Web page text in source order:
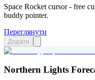
Space Rocket cursor - free
buddy pointer.
Переглянути
Додати
Northern Lights